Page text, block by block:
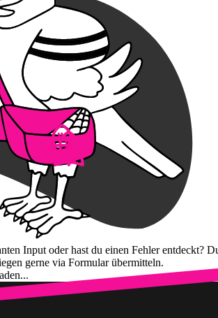
Input oder hast du einen Fehler entdeckt?
gerne via Formular übermitteln.